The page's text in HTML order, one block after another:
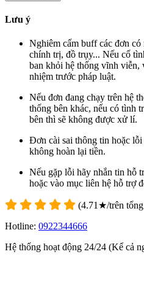
Lưu ý
Nghiêm cấm buff các đơn
chính trị, đồ trụy... Nếu cố
ban khỏi hệ thống vĩnh viễn,
nhiệm trước pháp luật.
Nếu đơn đang chạy trên hệ
thống bên khác, nếu có tình
bên thì sẽ không được xử lí.
Đơn cài sai thông tin hoặc
không hoàn lại tiền.
Nếu gặp lỗi hãy nhắn tin hỗ
hoặc vào mục liên hệ hỗ trợ
(4.71 ★/trên tổng
Hotline: 0922344666
Hệ thống hoạt động 24/24 (Kể cả